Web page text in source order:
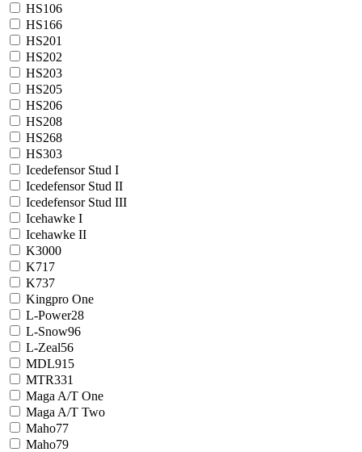
HS106
HS166
HS201
HS202
HS203
HS205
HS206
HS208
HS268
HS303
Icedefensor Stud I
Icedefensor Stud II
Icedefensor Stud III
Icehawke I
Icehawke II
K3000
K717
K737
Kingpro One
L-Power28
L-Snow96
L-Zeal56
MDL915
MTR331
Maga A/T One
Maga A/T Two
Maho77
Maho79